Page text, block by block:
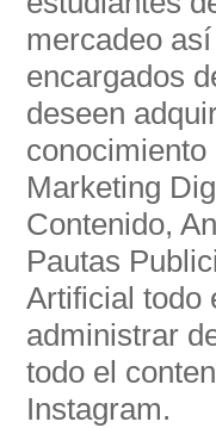
mercadeo
encargados
deseen
conocimiento
Marketing
Contenido,
Pautas
Artificial todo
administrar
todo el
Instagram.